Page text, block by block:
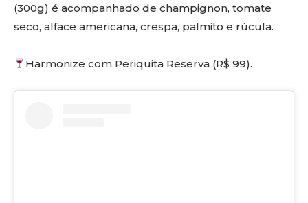
(300g) é acompanhado de champignon, tomate
seco, alface americana, crespa, palmito e rúcula.
Harmonize com Periquita Reserva (R$ 99).